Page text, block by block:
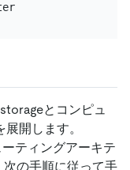
mycluster
とコンピュ
開します。
ティングアーキテ
の手順に従って手